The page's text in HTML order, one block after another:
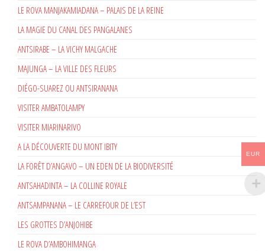
LE ROVA MANJAKAMIADANA – PALAIS DE LA REINE
LA MAGIE DU CANAL DES PANGALANES
ANTSIRABE – LA VICHY MALGACHE
MAJUNGA – LA VILLE DES FLEURS
DIÉGO-SUAREZ OU ANTSIRANANA
VISITER AMBATOLAMPY
VISITER MIARINARIVO
A LA DÉCOUVERTE DU MONT IBITY
LA FORÊT D’ANGAVO – UN EDEN DE LA BIODIVERSITÉ
ANTSAHADINTA – LA COLLINE ROYALE
ANTSAMPANANA – LE CARREFOUR DE L’EST
LES GROTTES D’ANJOHIBE
LE ROVA D’AMBOHIMANGA
EUR